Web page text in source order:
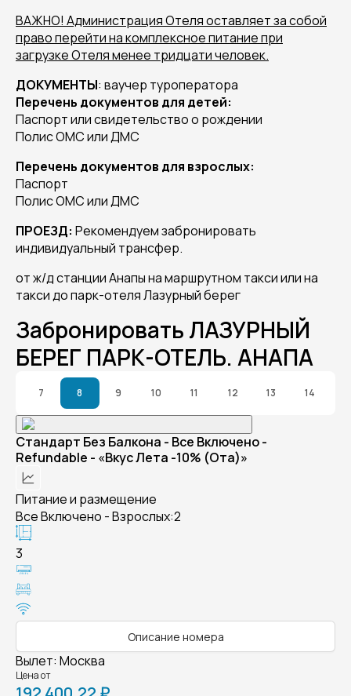
ВАЖНО! Администрация Отеля оставляет за собой
право перейти на комплексное питание при
загрузке Отеля менее тридцати человек.
ДОКУМЕНТЫ: ваучер туроператора
Перечень документов для детей:
Паспорт или свидетельство о рождении
Полис ОМС или ДМС
Перечень документов для взрослых:
Паспорт
Полис ОМС или ДМС
ПРОЕЗД: Рекомендуем забронировать
индивидуальный трансфер.
от ж/д станции Анапы на маршрутном такси или на
такси до парк-отеля Лазурный берег
Забронировать ЛАЗУРНЫЙ
БЕРЕГ ПАРК-ОТЕЛЬ. АНАПА
7 8 9 10 11 12 13 14
Стандарт Без Балкона - Все Включено -
Refundable - «Вкус Лета -10% (Ота)»
Питание и размещение
Все Включено - Взрослых:2
3
Описание номера
Вылет: Москва
Цена от